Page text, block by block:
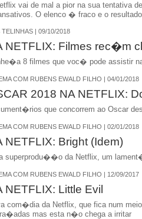
vai de mal a pior na sua tentativa
O elenco � fraco e o
TELINHAS | 09/10/2018
NETFLIX: Filmes rec�m
8 filmes que voc� pode assistir
COM RUBENS EWALD FILHO | 04/01/2018
2018 NA NETFLIX:
que concorrem ao Oscar
COM RUBENS EWALD FILHO | 02/01/2018
NETFLIX: Bright (Idem)
superprodu��o da Netflix, um
COM RUBENS EWALD FILHO | 12/09/2017
NETFLIX: Little Evil
com�dia da Netflix, que fica num
mas esta n�o chega a irritar